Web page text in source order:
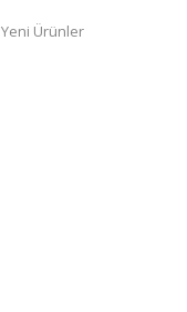
Yeni Ürünler